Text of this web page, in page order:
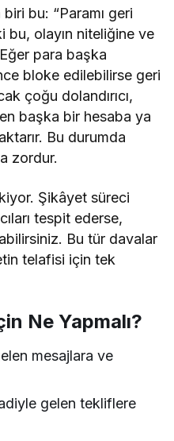
bu: “Paramı geri
bu, olayın niteliğine ve
para başka
bloke edilebilirse geri
çoğu dolandırıcı,
başka bir hesaba ya
Bu durumda
zordur.
Şikâyet süreci
tespit ederse,
Bu tür davalar
telafisi için tek
Ne Yapmalı?
mesajlara ve
gelen tekliflere